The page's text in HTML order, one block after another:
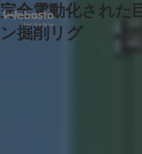
完全電動化された
ン掘削リグ